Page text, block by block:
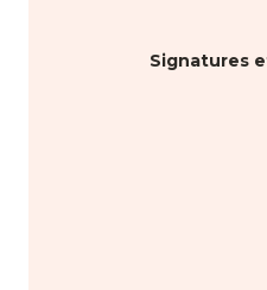
Signatures